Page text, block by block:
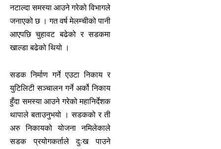
नटाल्दा समस्या आउने गरेको विभागले
जनाएको छ । गत वर्ष मेलम्चीको पानी
आएपछि चुहावट बढेको र सडकमा
खाल्डा बढेको थियो ।
सडक निर्माण गर्ने एउटा निकाय र
युटिलिटी सञ्चालन गर्ने अर्को निकाय
हुँदा समस्या आउने गरेको महानिर्देशक
थापाले बताउनुभयो । सडकको र ती
अरु निकायको योजना नमिलेकाले
सडक प्रयोगकर्ताले दुःख पाउने